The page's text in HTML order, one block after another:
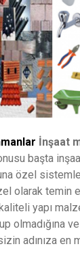
İnşaat
başta
özel
olarak
yapı
olmadığına
adınıza en